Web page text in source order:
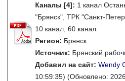
Каналы [4]: 1 канал
"Брянск", ТРК "Санкт-
10 канал, 60 канал
Регион: Брянск
Источник: Брянский
Добавил на сайт: Wendy
10:59:35) (Обновлено: